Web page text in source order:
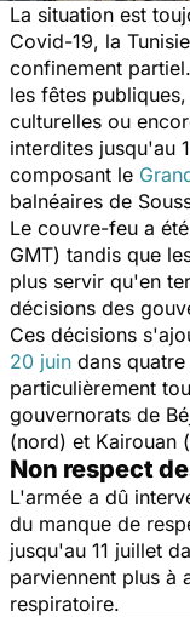
La situation est
Covid-19, la
confinement
les fêtes
culturelles ou
interdites jusqu'au
composant le
balnéaires de
Le couvre-feu a
GMT) tandis que
plus servir qu'en
décisions des
Ces décisions
20 juin dans
particulièrement
gouvernorats de
(nord) et Kairouan
Non respect
L'armée a dû
du manque de
jusqu'au 11 juillet
parviennent plus à
respiratoire.